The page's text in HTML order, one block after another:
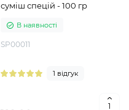
суміш спецій - 100 гр
В наявності
SP00011
1 відгук